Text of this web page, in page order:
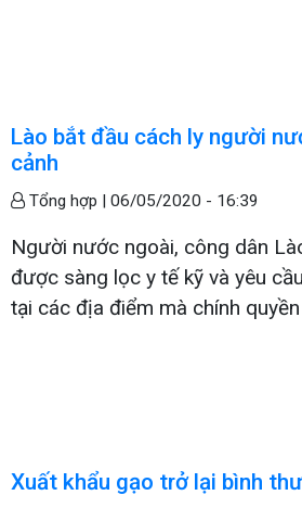
Lào bắt đầu cách ly người
cảnh
Tổng hợp | 06/05/2020 - 16:39
Người nước ngoài, công dân
được sàng lọc y tế kỹ và yêu
tại các địa điểm mà chính
Xuất khẩu gạo trở lại bình